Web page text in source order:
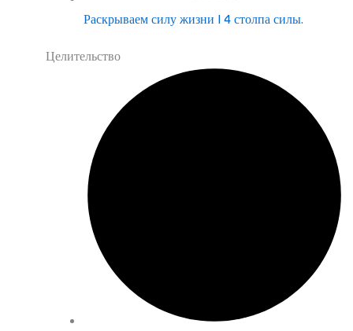
Раскрываем силу жизни | 4 столпа силы.
Целительство